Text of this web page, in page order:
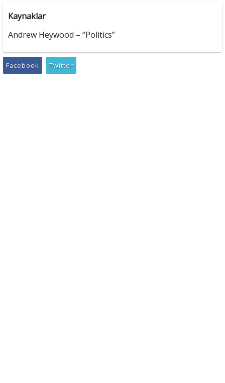
Kaynaklar
Andrew Heywood – “Politics”
Facebook Twitter